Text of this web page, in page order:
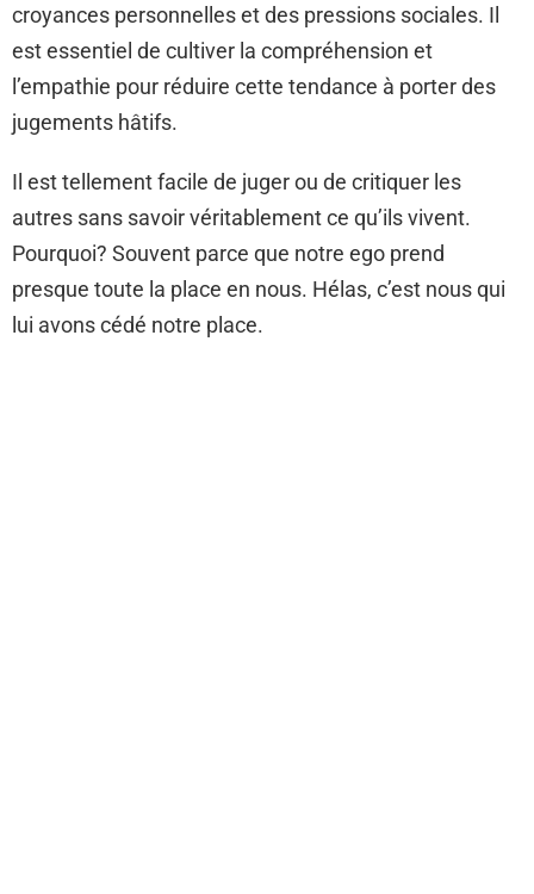
croyances personnelles et des pressions sociales. Il
est essentiel de cultiver la compréhension et
l’empathie pour réduire cette tendance à porter des
jugements hâtifs.
Il est tellement facile de juger ou de critiquer les
autres sans savoir véritablement ce qu’ils vivent.
Pourquoi? Souvent parce que notre ego prend
presque toute la place en nous. Hélas, c’est nous qui
lui avons cédé notre place.